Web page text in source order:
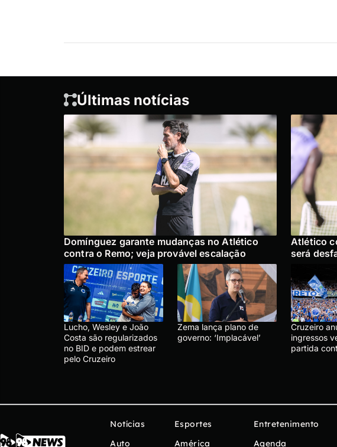
Últimas notícias
Domínguez garante mudanças no Atlético
contra o Remo; veja provável escalação
Atlético
será
Lucho, Wesley e João
Costa são regularizados
no BID e podem estrear
pelo Cruzeiro
Zema lança plano de
governo: ‘Implacável’
Cruzeiro
ingressos
partida
Notícias
Auto
Esportes
América
Entretenimento
Agenda